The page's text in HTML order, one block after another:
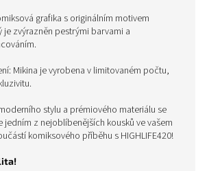
grafika s originálním motivem
je zvýrazněn pestrými barvami a
Mikina je vyrobena v limitovaném počtu,
stylu a prémiového materiálu se
jedním z nejoblíbenějších kousků ve vašem
komiksového příběhu s HIGHLIFE420!